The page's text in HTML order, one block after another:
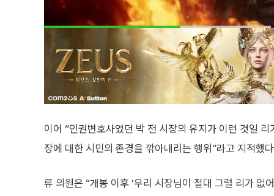
이어 “인권변호사였던 박 전 시장의 유지가 이런 것일
장에 대한 시민의 존경을 깎아내리는 행위”라고 지적했
류 의원은 “개봉 이후 ‘우리 시장님이 절대 그럴 리가 없